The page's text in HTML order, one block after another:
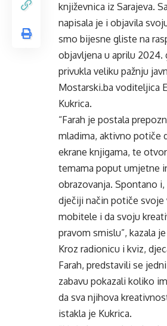
književnica iz Sarajeva.
napisala je i objavila
smo bijesne gliste na
objavljena u aprilu 2024.
privukla veliku pažnju
Mostarski.ba voditeljica
Kukrica.
“Farah je postala
mladima, aktivno potiče
ekrane knjigama, te
temama poput umjetne
obrazovanja. Spontano i,
dječiji način potiče svoje
mobitele i da svoju
pravom smislu”, kazala
Kroz radionicu i kviz,
Farah, predstavili se
zabavu pokazali koliko
da sva njihova
istakla je Kukrica.